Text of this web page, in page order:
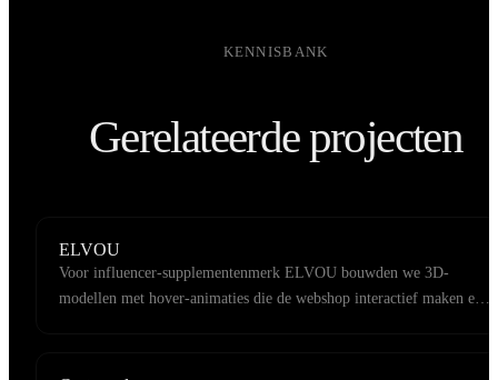
KENNISBANK
Gerelateerde projecten
ELVOU
Voor influencer-supplementenmerk ELVOU bouwden we 3D-
modellen met hover-animaties die de webshop interactief maken en